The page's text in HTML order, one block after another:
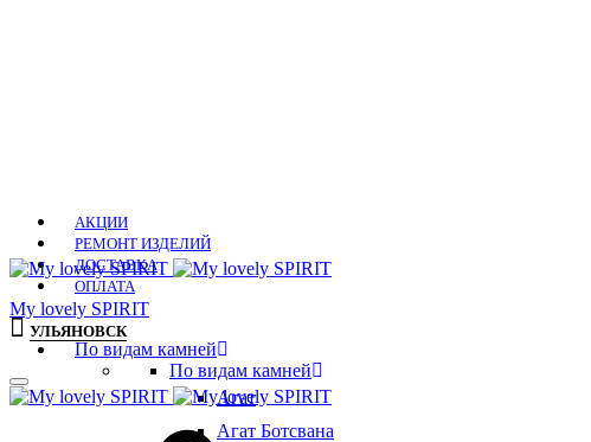
АКЦИИ
РЕМОНТ ИЗДЕЛИЙ
ДОСТАВКА
ОПЛАТА
УЛЬЯНОВСК
Мy lovely SPIRIT
По видам камней
По видам камней
Агат
Агат Ботсвана